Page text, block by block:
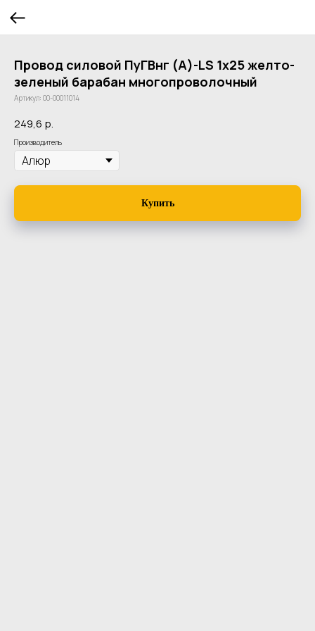
Провод силовой ПуГВнг (А)-LS 1х25 желто-
зеленый барабан многопроволочный
Артикул: 00-00011014
249,6 р.
Производитель
Купить